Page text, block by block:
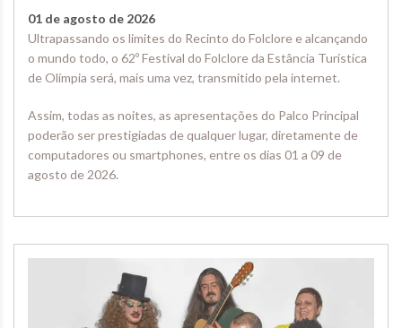
01 de agosto de 2026
Ultrapassando os limites do Recinto do Folclore e alcançando
o mundo todo, o 62º Festival do Folclore da Estância Turística
de Olímpia será, mais uma vez, transmitido pela internet.
Assim, todas as noites, as apresentações do Palco Principal
poderão ser prestigiadas de qualquer lugar, diretamente de
computadores ou smartphones, entre os dias 01 a 09 de
agosto de 2026.